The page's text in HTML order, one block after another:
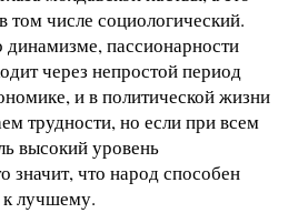
том числе социологический.
динамизме, пассионарности
через непростой период
и в политической жизни
трудности, но если при всем
высокий уровень
значит, что народ способен
лучшему.